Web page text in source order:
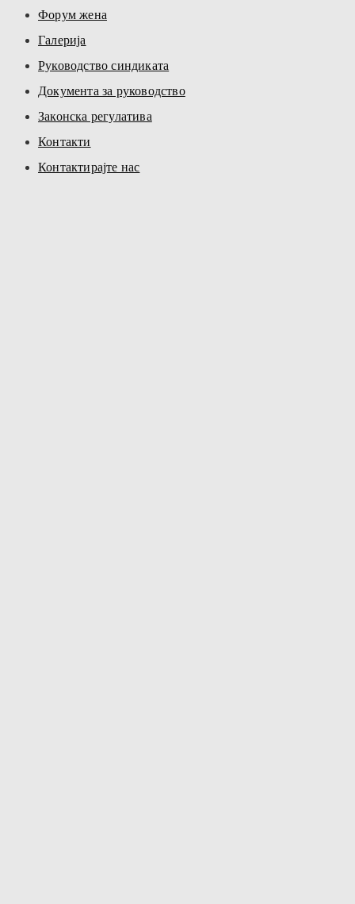
Форум жена
Галерија
Руководство синдиката
Документа за руководство
Законска регулатива
Контакти
Контактирајте нас